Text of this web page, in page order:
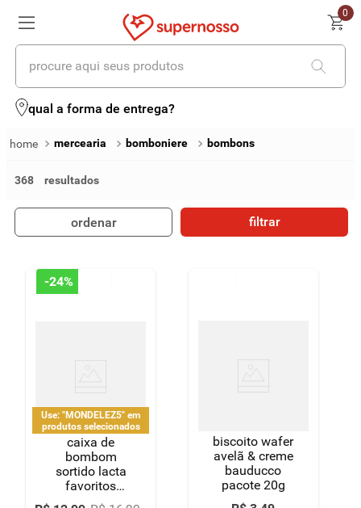
0
procure aqui seus produtos
qual a forma de entrega?
mercearia bomboniere bombons
368
ordenar filtrar
-24%
Use: "MONDELEZ5" em
produtos selecionados
caixa de
bombom
sortido lacta
favoritos
250,6g
biscoito wafer
avelã & creme
bauducco
pacote 20g
termos mais buscados
4º iogurte
5º queijo
9º macarrão
chocolate